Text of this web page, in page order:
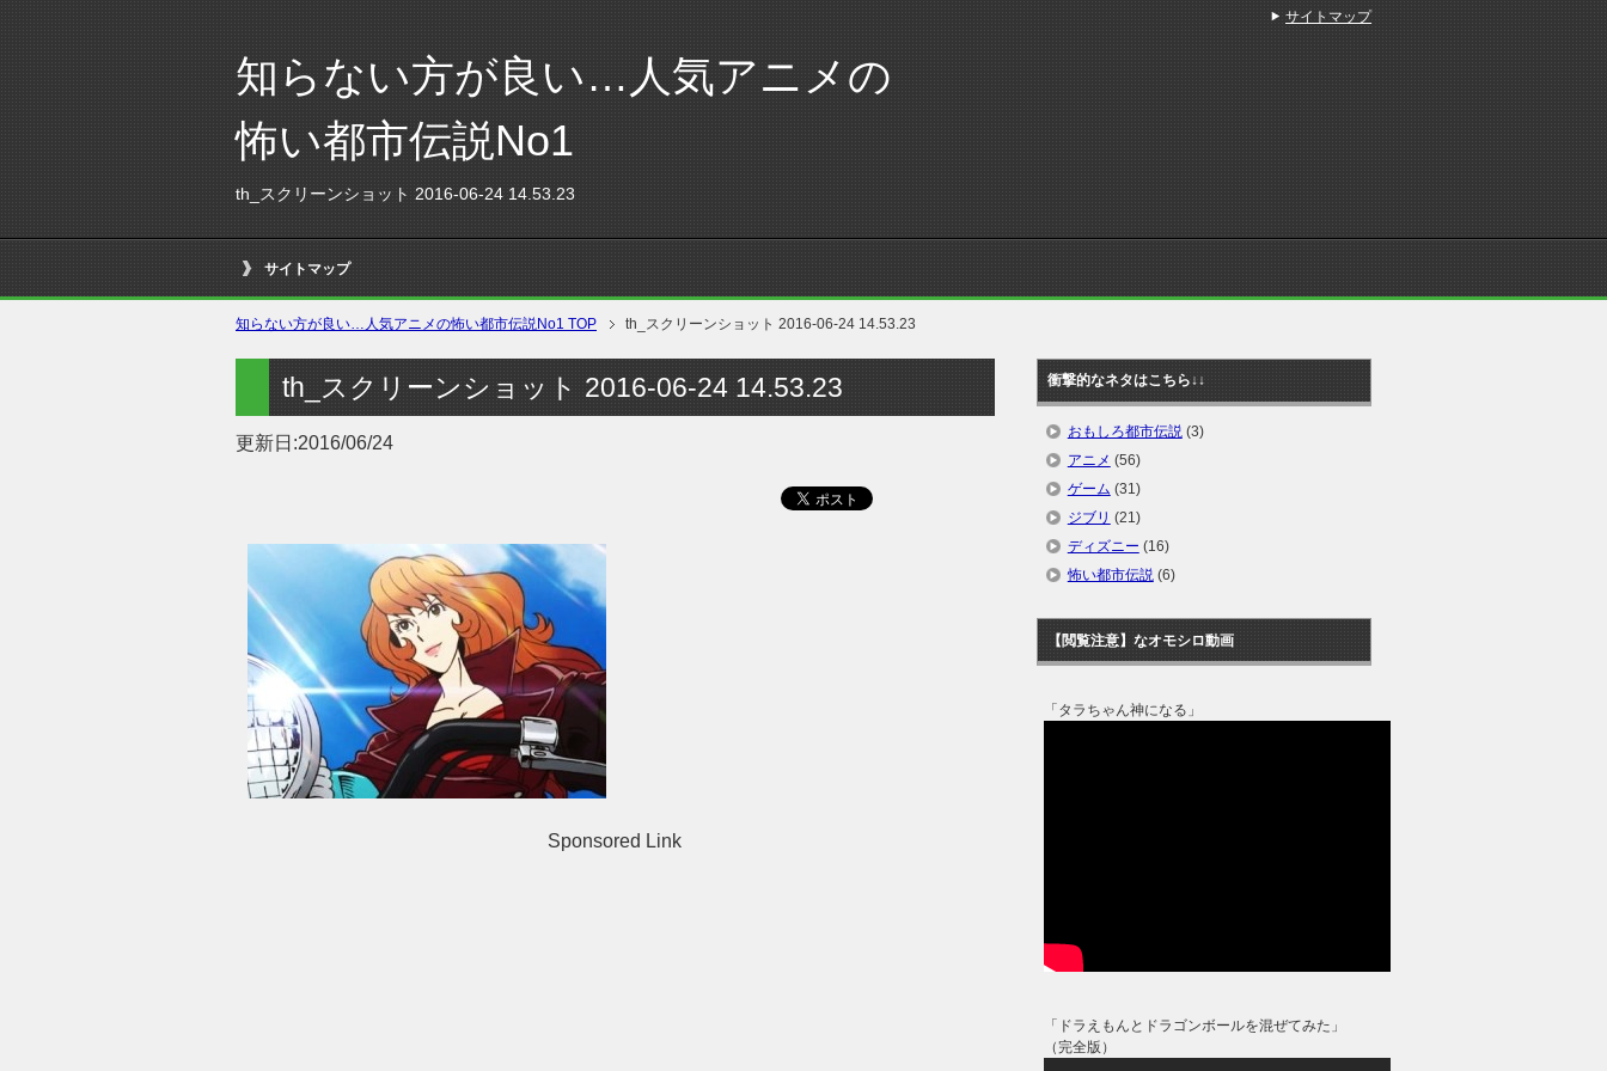
知らない方が良い…人気アニメの
怖い都市伝説No1
th_スクリーンショット 2016-06-24 14.53.23
サイトマップ
知らない方が良い…人気アニメの怖い都市伝説No1 TOP th_スクリーンショット 2016-06-24 14.53.23
th_スクリーンショット 2016-06-24 14.53.23
更新日:2016/06/24
Sponsored Link
衝撃的なネタはこちら↓↓
おもしろ都市伝説(3)
アニメ (56)
ゲーム (31)
ジブリ (21)
ディズニー (16)
怖い都市伝説(6)
【閲覧注意】なオモシロ動画
「タラちゃん神になる」
「ドラえもんとドラゴンボールを混ぜてみた」
（完全版）
サイトマップ